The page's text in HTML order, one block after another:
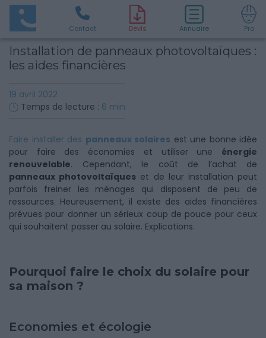
Contact Devis Annuaire Pro
Installation de panneaux photovoltaïques :
les aides financières
19 avril 2022
Temps de lecture : 6 min
Faire installer des panneaux solaires est une bonne idée
pour faire des économies et utiliser une énergie
renouvelable. Cependant, le coût de l’achat de
panneaux photovoltaïques et de leur installation peut
parfois freiner les ménages qui disposent de peu de
ressources. Heureusement, il existe des aides financières
prévues pour donner un sérieux coup de pouce pour ceux
qui souhaitent passer au solaire. Explications.
Pourquoi faire le choix du solaire pour
sa maison ?
Economies et écologie